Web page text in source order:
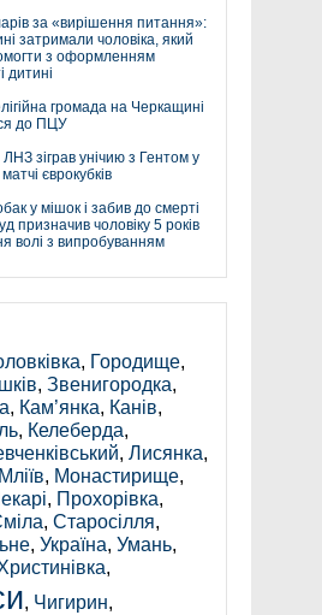
за «вирішення питання»:
затримали чоловіка, який
з оформленням
дитині
громада на Черкащині
до ПЦУ
зіграв унічию з Гентом у
єврокубків
у мішок і забив до смерті
призначив чоловіку 5 років
волі з випробуванням
, Городище,
, Звенигородка,
, Кам’янка, Канів,
, Келеберда,
, Лисянка,
Мліїв, Монастирище,
, Прохорівка,
, Старосілля,
, Україна, Умань,
,
, Чигирин,